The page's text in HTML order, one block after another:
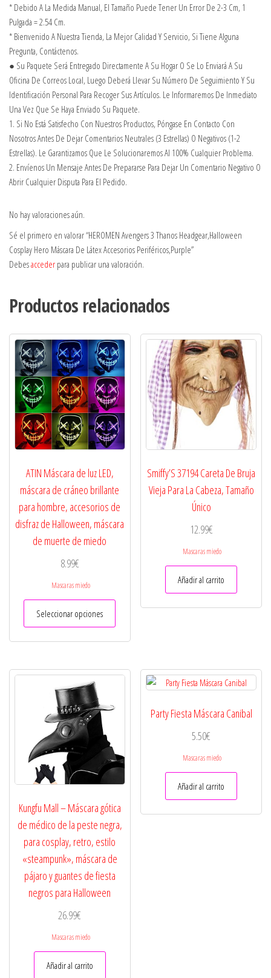
* Debido A La Medida Manual, El Tamaño Puede Tener Un Error De 2-3 Cm, 1
Pulgada = 2.54 Cm.
* Bienvenido A Nuestra Tienda, La Mejor Calidad Y Servicio, Si Tiene Alguna
Pregunta, Contáctenos.
● Su Paquete Será Entregado Directamente A Su Hogar O Se Lo Enviará A Su
Oficina De Correos Local, Luego Deberá Llevar Su Número De Seguimiento Y Su
Identificación Personal Para Recoger Sus Artículos. Le Informaremos De Inmediato
Una Vez Que Se Haya Enviado Su Paquete.
1. Si No Está Satisfecho Con Nuestros Productos, Póngase En Contacto Con
Nosotros Antes De Dejar Comentarios Neutrales (3 Estrellas) O Negativos (1-2
Estrellas). Le Garantizamos Que Le Solucionaremos Al 100% Cualquier Problema.
2. Envíenos Un Mensaje Antes De Prepararse Para Dejar Un Comentario Negativo O
Abrir Cualquier Disputa Para El Pedido.
No hay valoraciones aún.
Sé el primero en valorar “HEROMEN Avengers 3 Thanos Headgear,Halloween
Cosplay Hero Máscara De Látex Accesorios Periféricos,Purple”
Debesacceder para publicar una valoración.
Productos relacionados
ATIN Máscara de luz LED,
máscara de cráneo brillante
para hombre, accesorios de
disfraz de Halloween, máscara
de muerte de miedo
8.99€
Mascaras miedo
Seleccionar opciones
Este
Las
se
la
producto
Smiffy’S 37194 Careta De Bruja
Vieja Para La Cabeza, Tamaño
Único
12.99€
Mascaras miedo
Añadir al carrito
Kungfu Mall – Máscara gótica
de médico de la peste negra,
para cosplay, retro, estilo
«steampunk», máscara de
pájaro y guantes de fiesta
negros para Halloween
26.99€
Mascaras miedo
Añadir al carrito
Party Fiesta Máscara Canibal
5.50€
Mascaras miedo
Añadir al carrito